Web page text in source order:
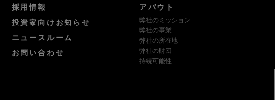
採用情報
投資家向けお知らせ
ニュースルーム
お問い合わせ
アバウト
弊社のミッション
弊社の事業
弊社の所在地
弊社の財団
持続可能性
サプライヤー